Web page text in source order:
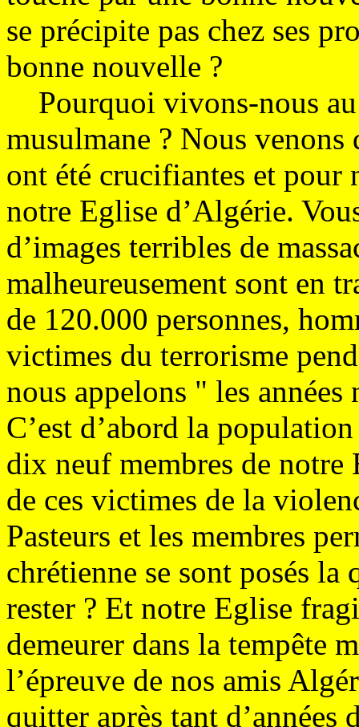
se précipite pas chez ses
bonne nouvelle ?
Pourquoi vivons-nous
musulmane ? Nous
ont été crucifiantes et pour
notre Eglise d’Algérie.
d’images terribles de
malheureusement sont en
de 120.000 personnes,
victimes du terrorisme
nous appelons " les années
C’est d’abord la
dix neuf membres de notre
de ces victimes de la
Pasteurs et les membres
chrétienne se sont posés
rester ? Et notre Eglise
demeurer dans la tempête
l’épreuve de nos amis
quitter après tant